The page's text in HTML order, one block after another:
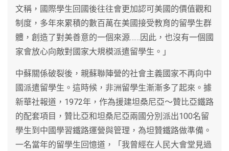
文稱，國際學生回國後往往會更加認可美國的價值觀和
制度，多年來累積的數百萬在美國接受教育的留學生群
體，創造了對美善意的一個來源……因此，也沒有一個國
家會放心向敵對國家大規模派遣留學生。」
中蘇關係破裂後，親蘇聯陣營的社會主義國家不再向中
國派遣留學生。這時候，非洲留學生漸漸多了起來。據
新華社報道，1972年，作為援建坦桑尼亞〜贊比亞鐵路
的配套項目，贊比亞和坦桑尼亞兩國分別派出100名留
學生到中國學習鐵路運營與管理，為坦贊鐵路做準備。
一名當年的留學生回憶道，「我曾經在人民大會堂見過